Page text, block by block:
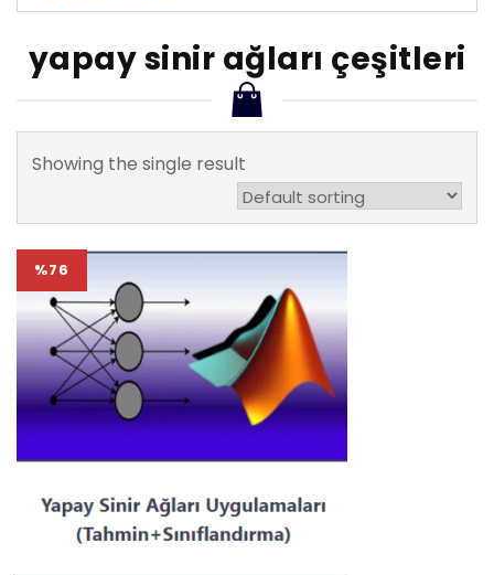
yapay sinir ağları çeşitleri
Showing the single result
%76